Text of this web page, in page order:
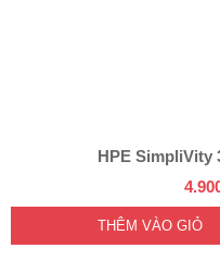
HPE SimpliVity